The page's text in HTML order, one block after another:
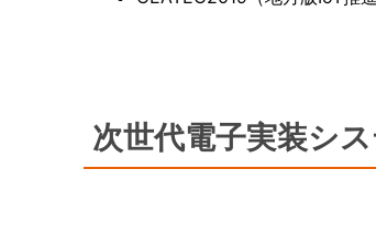
次世代電子実装シ